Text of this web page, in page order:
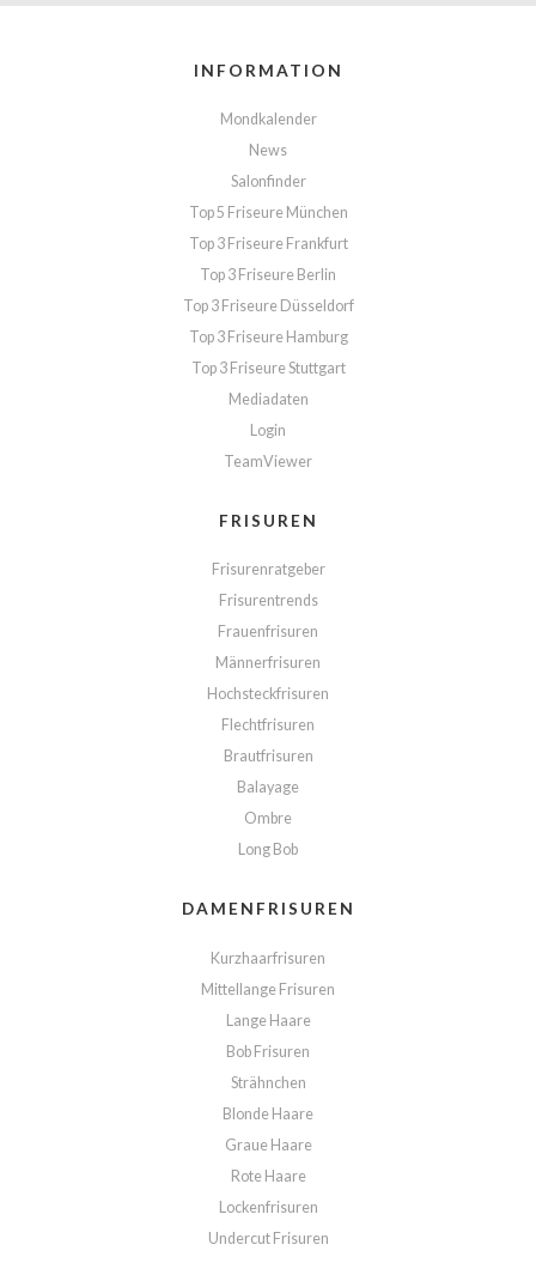
INFORMATION
Mondkalender
News
Salonfinder
Top 5 Friseure München
Top 3 Friseure Frankfurt
Top 3 Friseure Berlin
Top 3 Friseure Düsseldorf
Top 3 Friseure Hamburg
Top 3 Friseure Stuttgart
Mediadaten
Login
TeamViewer
FRISUREN
Frisurenratgeber
Frisurentrends
Frauenfrisuren
Männerfrisuren
Hochsteckfrisuren
Flechtfrisuren
Brautfrisuren
Balayage
Ombre
Long Bob
DAMENFRISUREN
Kurzhaarfrisuren
Mittellange Frisuren
Lange Haare
Bob Frisuren
Strähnchen
Blonde Haare
Graue Haare
Rote Haare
Lockenfrisuren
Undercut Frisuren